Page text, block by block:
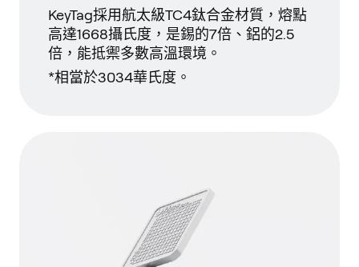
KeyTag採用航太級TC4鈦合金材質，熔點
高達1668攝氏度，是錫的7倍、鋁的2.5
倍，能抵禦多數高溫環境。
*相當於3034華氏度。